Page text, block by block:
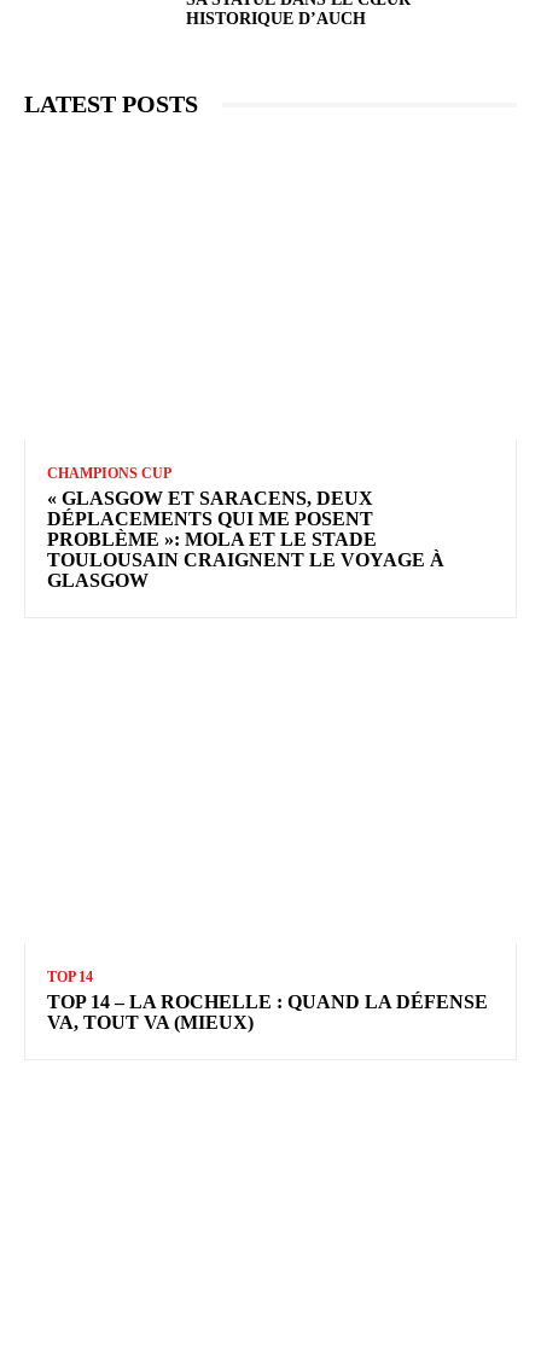
HISTORIQUE D’AUCH
LATEST POSTS
CHAMPIONS CUP
« GLASGOW ET SARACENS, DEUX
DÉPLACEMENTS QUI ME POSENT
PROBLÈME »: MOLA ET LE STADE
TOULOUSAIN CRAIGNENT LE VOYAGE À
GLASGOW
TOP 14
TOP 14 – LA ROCHELLE : QUAND LA DÉFENSE
VA, TOUT VA (MIEUX)